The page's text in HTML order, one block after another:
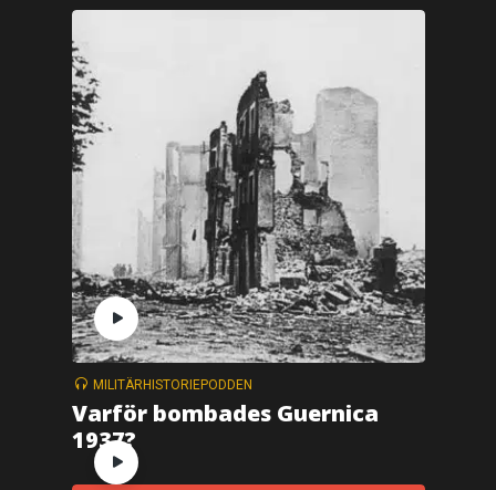
MILITÄRHISTORIEPODDEN
Varför bombades Guernica
1937?